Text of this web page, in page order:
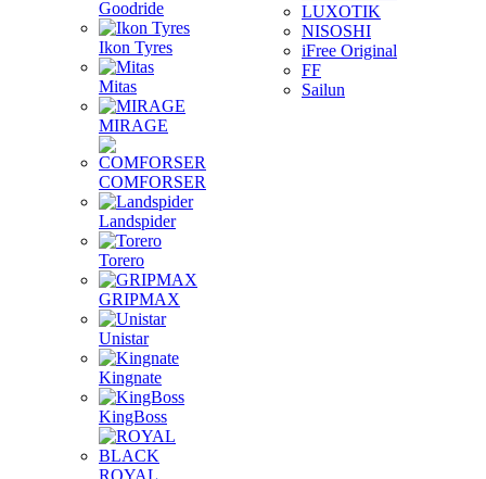
Goodride
Ikon Tyres
Mitas
MIRAGE
COMFORSER
Landspider
Torero
GRIPMAX
Unistar
Kingnate
KingBoss
ROYAL
LUXOTIK
NISOSHI
iFree Original
FF
Sailun